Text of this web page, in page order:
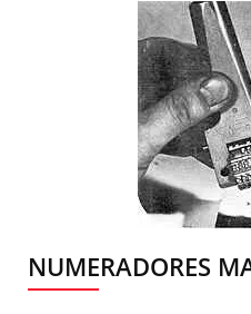
NUMERADORES